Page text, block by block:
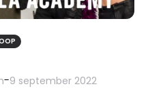
-9 september 2022